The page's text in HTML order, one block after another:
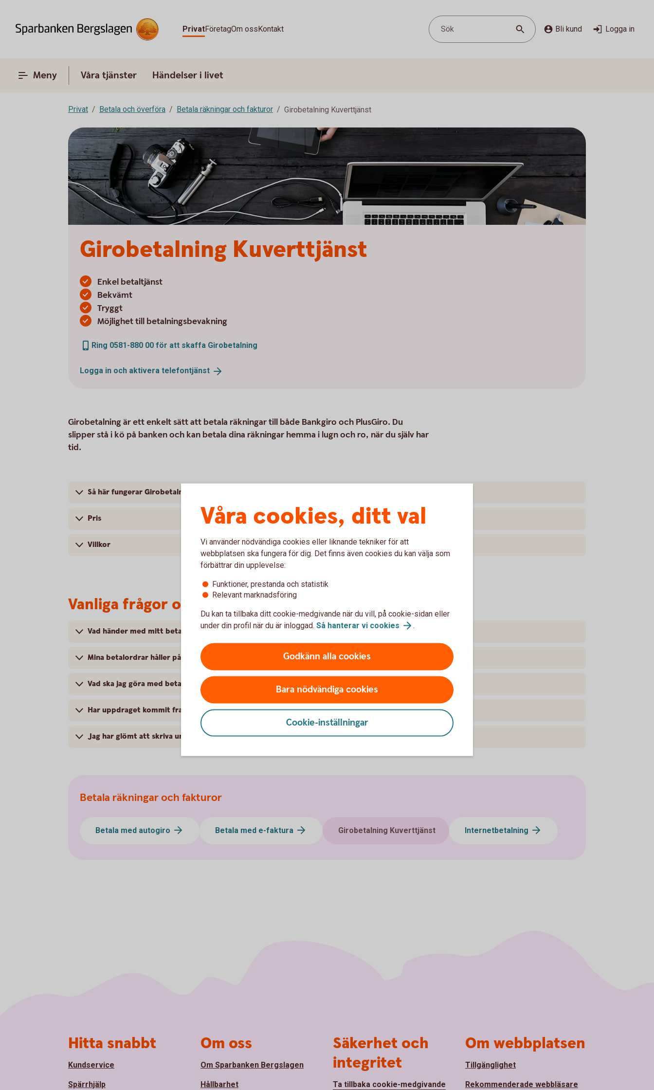
PrivatFöretagOm ossKontakt Sök Bli kund Logga in
Meny Våra tjänster Händelser i livet
Privat Betala och överföra Betala räkningar och fakturor Girobetalning Kuverttjänst
Girobetalning Kuverttjänst
Enkel betaltjänst
Bekvämt
Tryggt
Möjlighet till betalningsbevakning
Ring 0581-880 00 för att skaffa Girobetalning
Logga in och aktivera telefontjänst
Girobetalning är ett enkelt sätt att betala räkningar till både Bankgiro och PlusGiro. Du
slipper stå i kö på banken och kan betala dina räkningar hemma i lugn och ro, när du själv har
tid.
Så här fungerar Girobetalning
Pris
Villkor
Vanliga frågor och svar om Girobetalning
Vad händer med mitt betalningsuppdrag om jag inte har pengar på kontot?
Mina betalordrar håller på att ta slut. Hur får jag nya?
Vad ska jag göra med betalorderns kopia?
Har uppdraget kommit fram?
Jag har glömt att skriva under min betalorder.
Betala räkningar och fakturor
Betala med autogiro Betala med e-faktura Girobetalning Kuverttjänst Internetbetalning
Våra cookies, ditt val
Vi använder nödvändiga cookies eller liknande tekniker för att
webbplatsen ska fungera för dig. Det finns även cookies du kan välja som
förbättrar din upplevelse:
Funktioner, prestanda och statistik
Relevant marknadsföring
Du kan ta tillbaka ditt cookie-medgivande när du vill, på cookie-sidan eller
under din profil när du är inloggad. Så hanterar vi cookies .
Godkänn alla cookies
Bara nödvändiga cookies
Cookie-inställningar
Hitta snabbt
Kundservice
Spärrhjälp
Om oss
Om Sparbanken Bergslagen
Hållbarhet
Säkerhet och
integritet
Ta tillbaka cookie-medgivande
Om webbplatsen
Tillgänglighet
Rekommenderade webbläsare